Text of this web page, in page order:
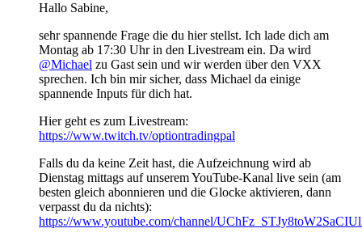
Hallo Sabine,
sehr spannende Frage die du hier stellst. Ich lade dich am
Montag ab 17:30 Uhr in den Livestream ein. Da wird
@Michael zu Gast sein und wir werden über den VXX
sprechen. Ich bin mir sicher, dass Michael da einige
spannende Inputs für dich hat.
Hier geht es zum Livestream:
https://www.twitch.tv/optiontradingpal
Falls du da keine Zeit hast, die Aufzeichnung wird ab
Dienstag mittags auf unserem YouTube-Kanal live sein (am
besten gleich abonnieren und die Glocke aktivieren, dann
verpasst du da nichts):
https://www.youtube.com/channel/